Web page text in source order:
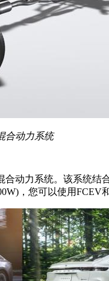
合动力系统
合动力系统。该系统
，您可以使用